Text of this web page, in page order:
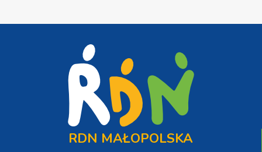
RDN MAŁOPOLSKA